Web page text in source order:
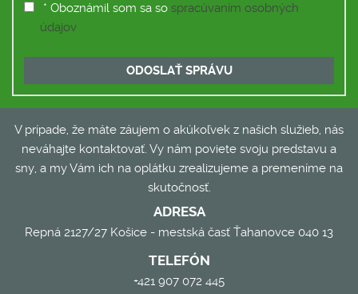
* Oboznámil som sa so spracúvaním osobných
údajov
ODOSLAŤ SPRÁVU
V prípade, že máte záujem o akúkoľvek z našich služieb, nás
neváhajte kontaktovať. Vy nám poviete svoju predstavu a
sny, a my Vám ich na oplátku zrealizujeme a premeníme na
skutočnosť.
ADRESA
Repná 2127/27 Košice - mestská časť Ťahanovce 040 13
TELEFÓN
+421 907 072 445